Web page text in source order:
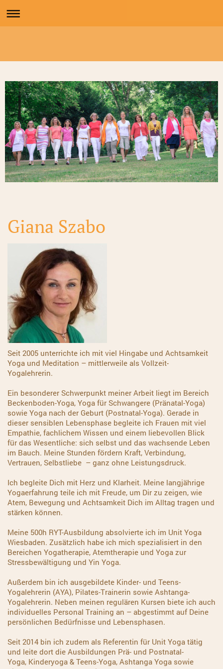
Giana Szabo
Seit 2005 unterrichte ich mit viel Hingabe und Achtsamkeit
Yoga und Meditation – mittlerweile als Vollzeit-
Yogalehrerin.
Ein besonderer Schwerpunkt meiner Arbeit liegt im Bereich
Beckenboden-Yoga, Yoga für Schwangere (Pränatal-Yoga)
sowie Yoga nach der Geburt (Postnatal-Yoga). Gerade in
dieser sensiblen Lebensphase begleite ich Frauen mit viel
Empathie, fachlichem Wissen und einem liebevollen Blick
für das Wesentliche: sich selbst und das wachsende Leben
im Bauch. Meine Stunden fördern Kraft, Verbindung,
Vertrauen, Selbstliebe – ganz ohne Leistungsdruck.
Ich begleite Dich mit Herz und Klarheit. Meine langjährige
Yogaerfahrung teile ich mit Freude, um Dir zu zeigen, wie
Atem, Bewegung und Achtsamkeit Dich im Alltag tragen und
stärken können.
Meine 500h RYT-Ausbildung absolvierte ich im Unit Yoga
Wiesbaden. Zusätzlich habe ich mich spezialisiert in den
Bereichen Yogatherapie, Atemtherapie und Yoga zur
Stressbewältigung und Yin Yoga.
Außerdem bin ich ausgebildete Kinder- und Teens-
Yogalehrerin (AYA), Pilates-Trainerin sowie Ashtanga-
Yogalehrerin. Neben meinen regulären Kursen biete ich auch
individuelles Personal Training an – abgestimmt auf Deine
persönlichen Bedürfnisse und Lebensphasen.
Seit 2014 bin ich zudem als Referentin für Unit Yoga tätig
und leite dort die Ausbildungen Prä- und Postnatal-
Yoga, Kinderyoga & Teens-Yoga, Ashtanga Yoga sowie